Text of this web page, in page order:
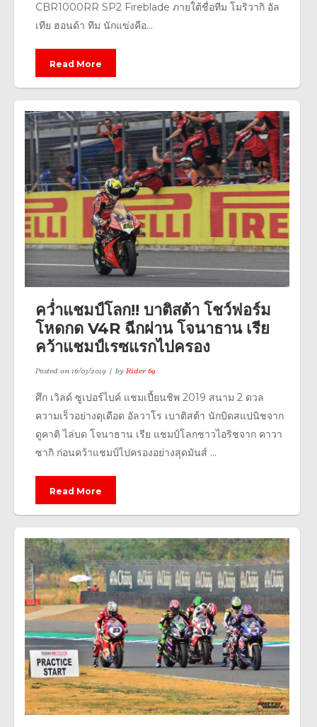
CBR1000RR SP2 Fireblade ภายใต้ชื่อทีม โมริวากิ อัล
เทีย ฮอนด้า ทีม นักแข่งคือ...
Read More
คว่ำแชมป์โลก!! บาติสต้า โชว์ฟอร์ม
โหดกด V4R ฉีกผ่าน โจนาธาน เรีย
คว้าแชมป์เรซแรกไปครอง
Posted on16/03/2019 byRider 69
ศึก เวิลด์ ซูเปอร์ไบค์ แชมเปี้ยนชิพ 2019 สนาม 2 ดวล
ความเร็วอย่างดุเดือด อัลวาโร เบาติสต้า นักบิดสแปนิชจาก
ดูคาติ ไล่บด โจนาธาน เรีย แชมป์โลกชาวไอริชจาก คาวา
ซากิ ก่อนคว้าแชมป์ไปครองอย่างสุดมันส์ ...
Read More